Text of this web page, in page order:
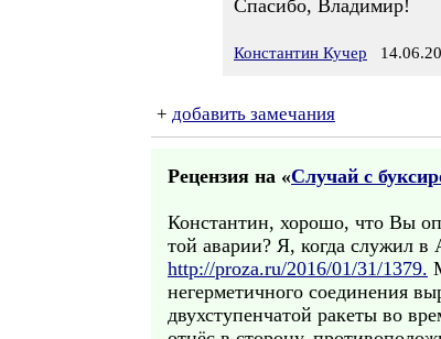
Спасибо, Владимир!
Константин Кучер
+ добавить замечания
Рецензия на «Случай с
Константин, хорошо, что Вы
той аварии? Я, когда служил в
http://proza.ru/2016/01/31/1379.
негерметичного соединения
двухступенчатой ракеты во